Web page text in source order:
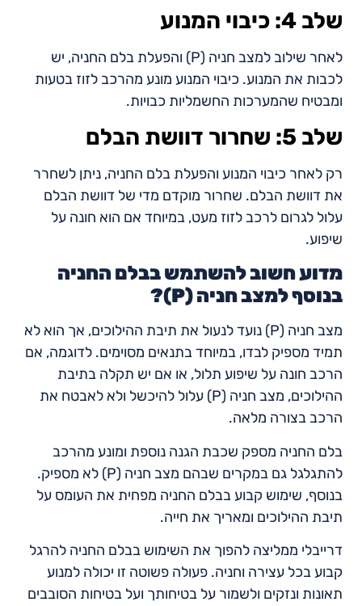
שלב 4: כיבוי המנוע
לאחר שילוב למצב חניה (P) והפעלת בלם החניה, יש
לכבות את המנוע. כיבוי המנוע מונע מהרכב לזוז בטעות
ומבטיח שהמערכות החשמליות כבויות.
שלב 5: שחרור דוושת הבלם
רק לאחר כיבוי המנוע והפעלת בלם החניה, ניתן לשחרר
את דוושת הבלם. שחרור מוקדם מדי של דוושת הבלם
עלול לגרום לרכב לזוז מעט, במיוחד אם הוא חונה על
שיפוע.
מדוע חשוב להשתמש בבלם החניה
בנוסף למצב חניה (P)?
מצב חניה (P) נועד לנעול את תיבת ההילוכים, אך הוא לא
תמיד מספיק לבדו, במיוחד בתנאים מסוימים. לדוגמה, אם
הרכב חונה על שיפוע תלול, או אם יש תקלה בתיבת
ההילוכים, מצב חניה (P) עלול להיכשל ולא לאבטח את
הרכב בצורה מלאה.
בלם החניה מספק שכבת הגנה נוספת ומונע מהרכב
להתגלגל גם במקרים שבהם מצב חניה (P) לא מספיק.
בנוסף, שימוש קבוע בבלם החניה מפחית את העומס על
תיבת ההילוכים ומאריך את חייה.
דרייבלי ממליצה להפוך את השימוש בבלם החניה להרגל
קבוע בכל עצירה וחניה. פעולה פשוטה זו יכולה למנוע
תאונות ונזקים ולשמור על בטיחותך ועל בטיחות הסובבים